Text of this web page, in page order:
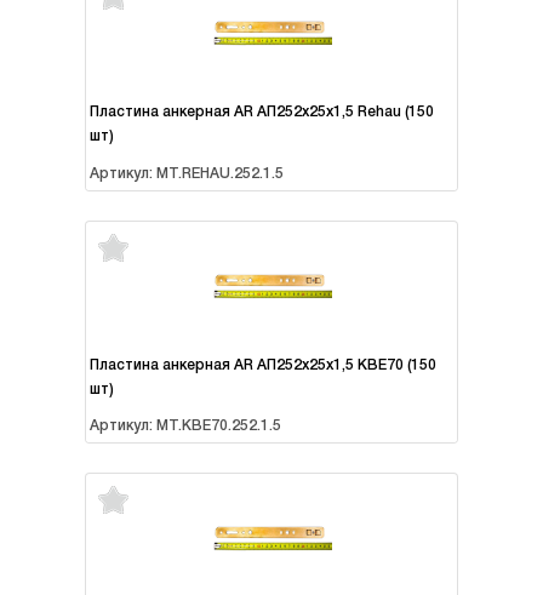
Пластина анкерная AR АП252х25х1,5 Rehau (150
шт)
Артикул: MT.REHAU.252.1.5
Пластина анкерная AR АП252х25х1,5 KBЕ70 (150
шт)
Артикул: MT.KBE70.252.1.5